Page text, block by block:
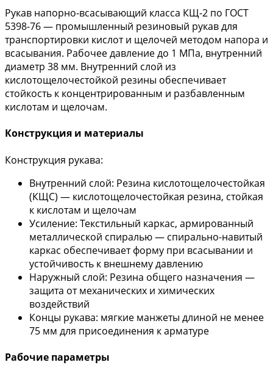
Рукав напорно-всасывающий класса КЩ-2 по ГОСТ
5398-76 — промышленный резиновый рукав для
транспортировки кислот и щелочей методом напора и
всасывания. Рабочее давление до 1 МПа, внутренний
диаметр 38 мм. Внутренний слой из
кислотощелочестойкой резины обеспечивает
стойкость к концентрированным и разбавленным
кислотам и щелочам.
Конструкция и материалы
Конструкция рукава:
Внутренний слой: Резина кислотощелочестойкая
(КЩС) — кислотощелочестойкая резина, стойкая
к кислотам и щелочам
Усиление: Текстильный каркас, армированный
металлической спиралью — спирально-навитый
каркас обеспечивает форму при всасывании и
устойчивость к внешнему давлению
Наружный слой: Резина общего назначения —
защита от механических и химических
воздействий
Концы рукава: мягкие манжеты длиной не менее
75 мм для присоединения к арматуре
Рабочие параметры